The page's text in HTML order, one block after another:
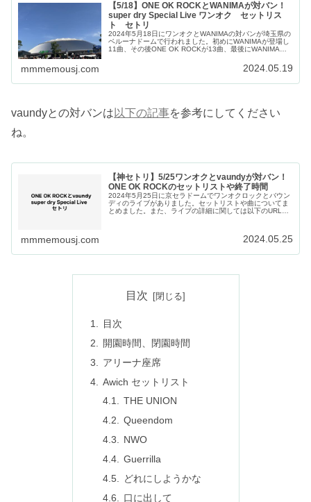
【5/18】ONE OK ROCKとWANIMAが対バン！
super dry Special Live ワンオク セットリス
ト セトリ
2024年5月18日にワンオクとWANIMAの対バンが埼玉県の
ベルーナドームで行われました。初めにWANIMAが登場し
11曲、その後ONE OK ROCKが13曲、最後にWANIMAと
mmmemousj.com 2024.05.19
vaundyとの対バンは 以下の記事を参考にしてください
ね。
【神セトリ】5/25ワンオクとvaundyが対バン！
ONE OK ROCKのセットリストや終了時間
2024年5月25日に京セラドームでワンオクロックとバウン
ディのライブがありました。セットリストや曲についてま
とめました。また、ライブの詳細に関しては以下のURLの
mmmemousj.com 2024.05.25
目次
目次
開園時間、閉園時間
アリーナ座席
Awich セットリスト
THE UNION
Queendom
NWO
Guerrilla
どれにしようかな
口に出して